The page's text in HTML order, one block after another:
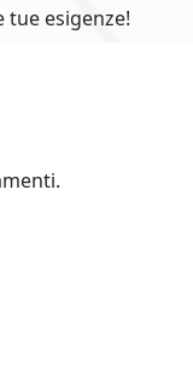
esigenze!